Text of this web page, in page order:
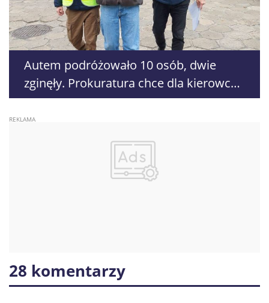
Autem podróżowało 10 osób, dwie
zginęły. Prokuratura chce dla kierowcy
wyższej kary, obrońca walczy o jej
złagodzenie
28 komentarzy